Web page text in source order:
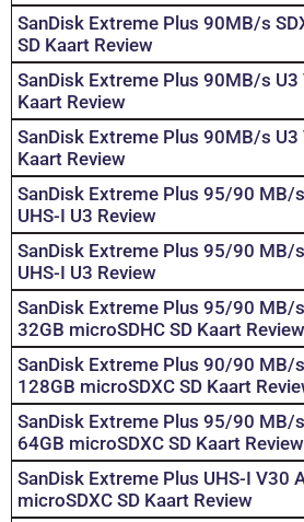
SanDisk Extreme Plus 90MB/s
SD Kaart Review
SanDisk Extreme Plus 90MB/s U3
Kaart Review
SanDisk Extreme Plus 90MB/s U3
Kaart Review
SanDisk Extreme Plus 95/90 MB/
UHS-I U3 Review
SanDisk Extreme Plus 95/90 MB/
UHS-I U3 Review
SanDisk Extreme Plus 95/90 MB/
32GB microSDHC SD Kaart Review
SanDisk Extreme Plus 90/90 MB/
128GB microSDXC SD Kaart
SanDisk Extreme Plus 95/90 MB/
64GB microSDXC SD Kaart Review
SanDisk Extreme Plus UHS-I V30
microSDXC SD Kaart Review